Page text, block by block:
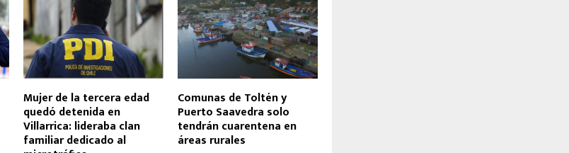
Mujer de la tercera edad
quedó detenida en
Villarrica: lideraba clan
familiar dedicado al
Comunas de Toltén y
Puerto Saavedra solo
tendrán cuarentena en
áreas rurales